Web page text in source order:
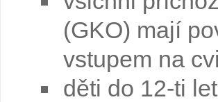
(GKO) mají
vstupem na
děti do 12-ti